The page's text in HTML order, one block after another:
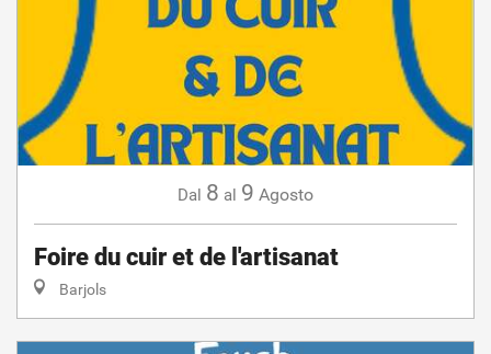
Dal 8 al 9 Agosto
Foire du cuir et de l'artisanat
Barjols